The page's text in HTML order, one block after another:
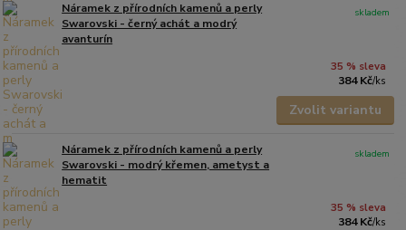
Náramek z přírodních kamenů a perly
Swarovski - černý achát a modrý
avanturín
35 % sleva
384 Kč/ks
skladem
Zvolit variantu
Náramek z přírodních kamenů a perly
Swarovski - modrý křemen, ametyst a
hematit
35 % sleva
384 Kč/ks
skladem